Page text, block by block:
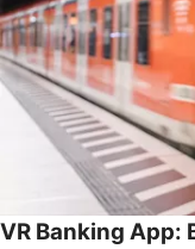
VR Banking App: